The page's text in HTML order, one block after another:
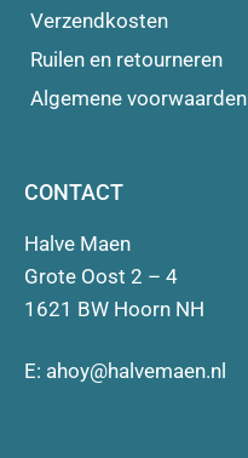
Verzendkosten
Ruilen en retourneren
Algemene voorwaarden
CONTACT
Halve Maen
Grote Oost 2 – 4
1621 BW Hoorn NH
E: ahoy@halvemaen.nl